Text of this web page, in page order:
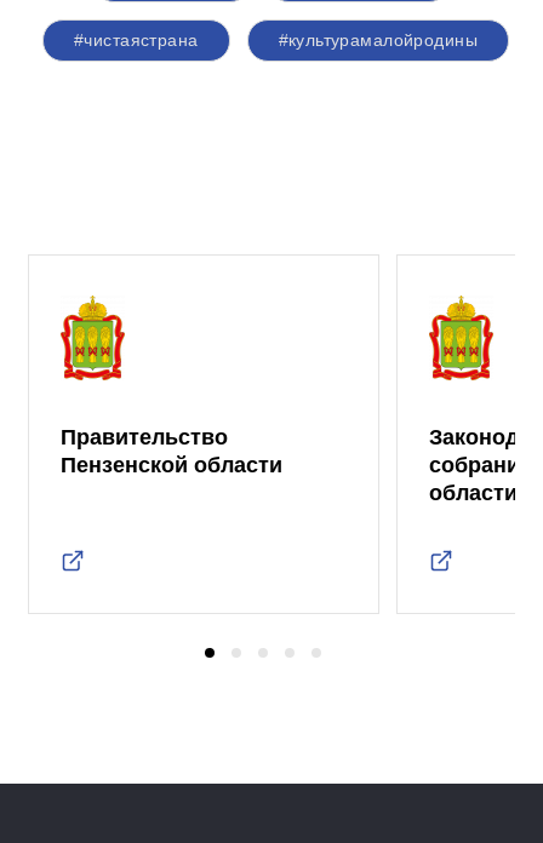
#чистаястрана #культурамалойродины
Правительство
Пензенской области
собрание
области